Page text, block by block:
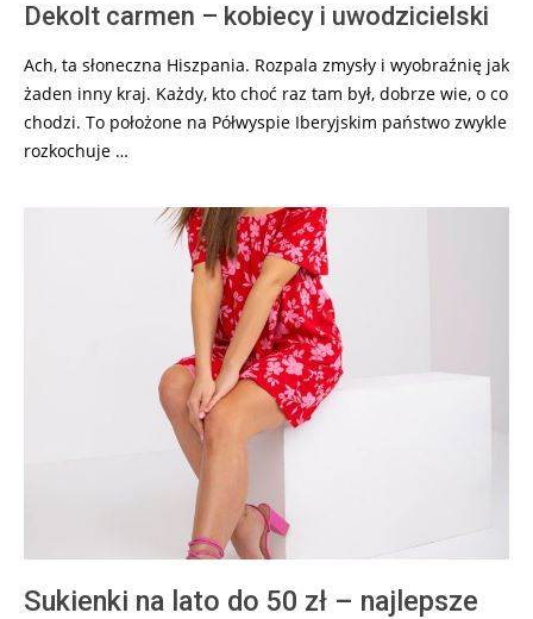
Dekolt carmen – kobiecy i uwodzicielski
Ach, ta słoneczna Hiszpania. Rozpala zmysły i wyobraźnię jak
żaden inny kraj. Każdy, kto choć raz tam był, dobrze wie, o co
chodzi. To położone na Półwyspie Iberyjskim państwo zwykle
rozkochuje …
Sukienki na lato do 50 zł – najlepsze